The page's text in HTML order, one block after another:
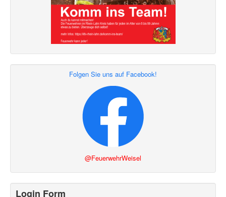
Folgen Sie uns auf Facebook!
@FeuerwehrWeisel
Login Form